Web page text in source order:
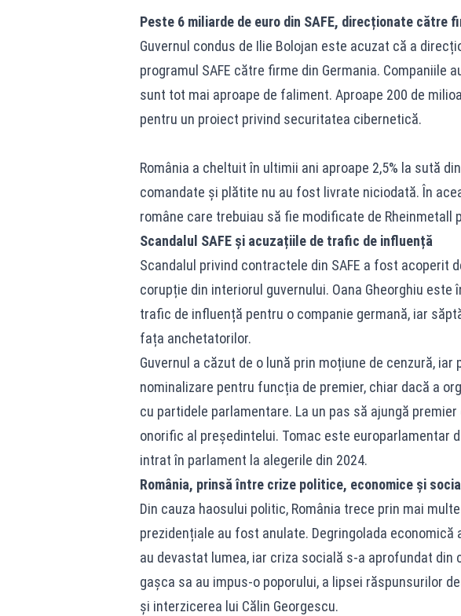
Peste 6 miliarde de euro din SAFE, direcționate către
Guvernul condus de Ilie Bolojan este acuzat că a
programul SAFE către firme din Germania. Companiile
sunt tot mai aproape de faliment. Aproape 200 de
pentru un proiect privind securitatea cibernetică.
România a cheltuit în ultimii ani aproape 2,5% la sută
comandate și plătite nu au fost livrate niciodată. În
române care trebuiau să fie modificate de Rheinmetall
Scandalul SAFE și acuzațiile de trafic de influență
Scandalul privind contractele din SAFE a fost acoperit
corupție din interiorul guvernului. Oana Gheorghiu este
trafic de influență pentru o companie germană, iar
fața anchetatorilor.
Guvernul a căzut de o lună prin moțiune de cenzură,
nominalizare pentru funcția de premier, chiar dacă a
cu partidele parlamentare. La un pas să ajungă
onorific al președintelui. Tomac este europarlamentar
intrat în parlament la alegerile din 2024.
România, prinsă între crize politice, economice și
Din cauza haosului politic, România trece prin mai
prezidențiale au fost anulate. Degringolada
au devastat lumea, iar criza socială s-a aprofundat din
gașca sa au impus-o poporului, a lipsei răspunsurilor
și interzicerea lui Călin Georgescu.